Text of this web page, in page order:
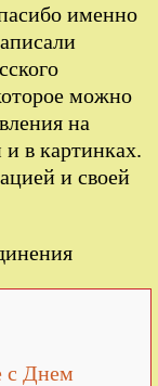
именно
можно
на
в картинках.
и своей
с Днем